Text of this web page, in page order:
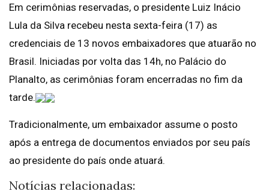
Em cerimônias reservadas, o presidente Luiz Inácio
Lula da Silva recebeu nesta sexta-feira (17) as
credenciais de 13 novos embaixadores que atuarão no
Brasil. Iniciadas por volta das 14h, no Palácio do
Planalto, as cerimônias foram encerradas no fim da
tarde.
Tradicionalmente, um embaixador assume o posto
após a entrega de documentos enviados por seu país
ao presidente do país onde atuará.
Notícias relacionadas: